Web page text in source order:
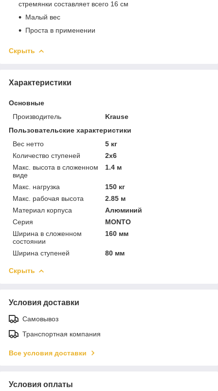
стремянки составляет всего 16 см
Малый веc
Проста в применении
Скрыть
Характеристики
Основные
Производитель
Krause
Пользовательские характеристики
Вес нетто
5 кг
Количество ступеней
2х6
Макс. высота в сложенном
виде
1.4 м
Макс. нагрузка
150 кг
Макс. рабочая высота
2.85 м
Материал корпуса
Алюминий
Серия
MONTO
Ширина в сложенном
состоянии
160 мм
Ширина ступеней 80 мм
Скрыть
Условия доставки
Самовывоз
Транспортная компания
Все условия доставки
Условия оплаты